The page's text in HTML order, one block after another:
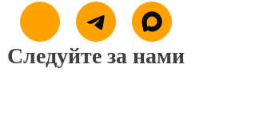
Следуйте за нами